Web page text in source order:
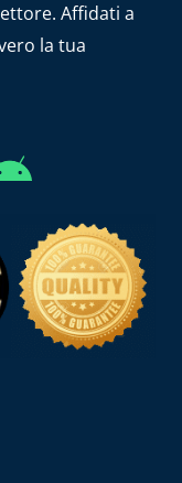
Affidati a
la tua